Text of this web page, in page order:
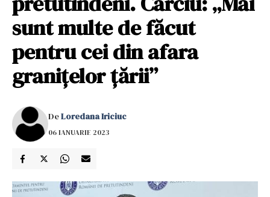
sunt multe de făcut
pentru cei din afara
granițelor țării”
DeLoredana Iriciuc
06 IANUARIE 2023